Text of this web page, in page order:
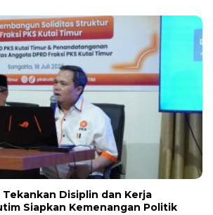
Disiplin dan Kerja
Siapkan Kemenangan Politik